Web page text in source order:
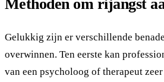
Methoden om rijangst
Gelukkig zijn er verschillende
overwinnen. Ten eerste kan
van een psycholoog of therapeut